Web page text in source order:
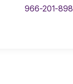
966-201-898